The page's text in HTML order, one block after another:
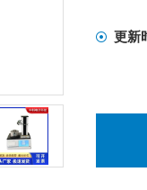
更新